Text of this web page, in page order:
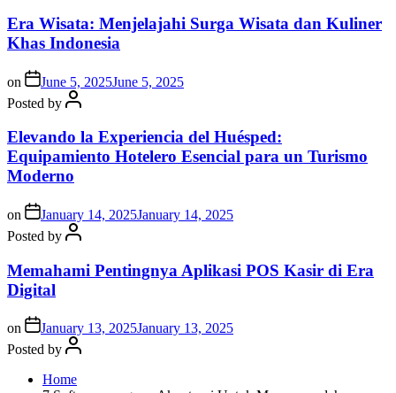
Era Wisata: Menjelajahi Surga Wisata dan Kuliner
Khas Indonesia
on June 5, 2025June 5, 2025
Posted by
Elevando la Experiencia del Huésped:
Equipamiento Hotelero Esencial para un Turismo
Moderno
on January 14, 2025January 14, 2025
Posted by
Memahami Pentingnya Aplikasi POS Kasir di Era
Digital
on January 13, 2025January 13, 2025
Posted by
Home